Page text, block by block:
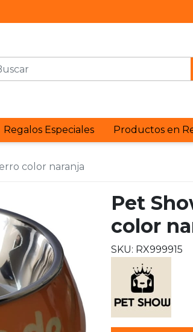
Regalos Especiales Productos en
color naranja
Pet
color
SKU: RX999915